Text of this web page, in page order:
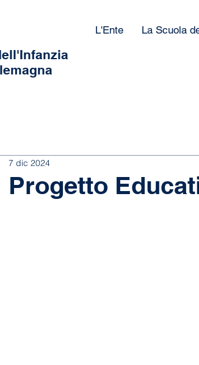
L'Ente La Scuola
Progetto
7 dic 2024